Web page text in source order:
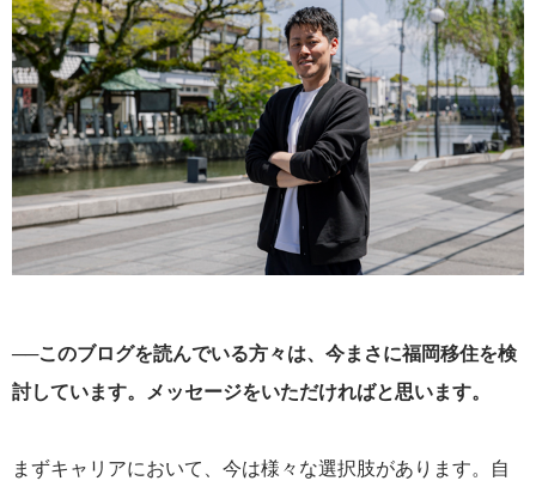
──このブログを読んでいる方々は、今まさに福岡移住を検
討しています。メッセージをいただければと思います。
まずキャリアにおいて、今は様々な選択肢があります。自